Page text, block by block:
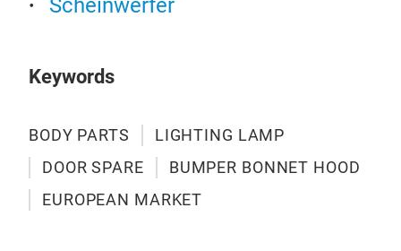
Scheinwerfer
Keywords
BODY PARTS
LIGHTING LAMP
DOOR SPARE
BUMPER BONNET HOOD
EUROPEAN MARKET